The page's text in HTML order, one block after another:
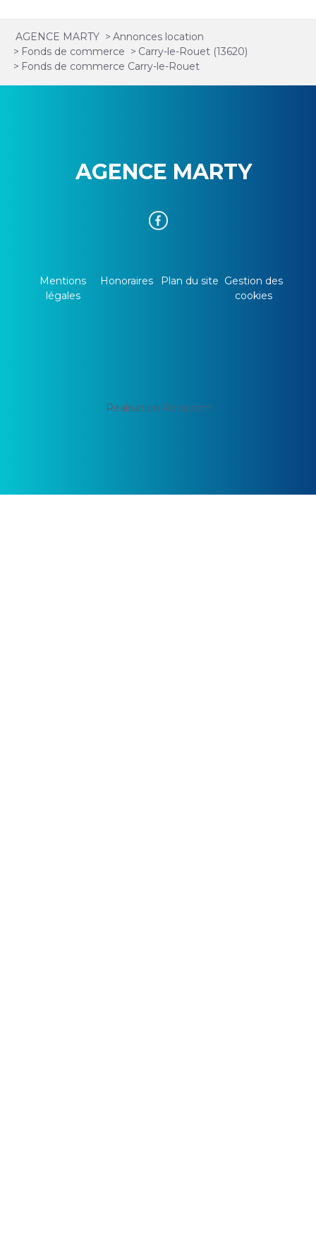
AGENCE MARTY > Annonces location
> Fonds de commerce > Carry-le-Rouet (13620)
> Fonds de commerce Carry-le-Rouet
AGENCE MARTY
Mentions
légales
Honoraires Plan du site Gestion des
cookies
Réalisation Rodacom